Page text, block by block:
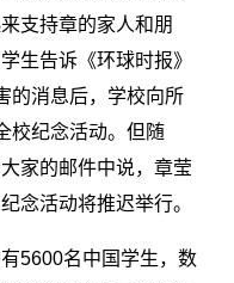
支持章的家人和朋
生告诉《环球时报》
的消息后，学校向所
校纪念活动。但随
家的邮件中说，章莹
念活动将推迟举行。
5600名中国学生，数